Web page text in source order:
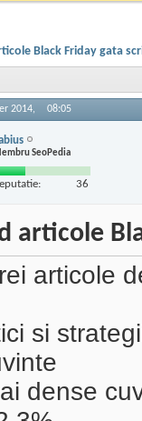
Black Friday gata
2014, 08:05
SeoPedia
36
articole
articole
si
dense